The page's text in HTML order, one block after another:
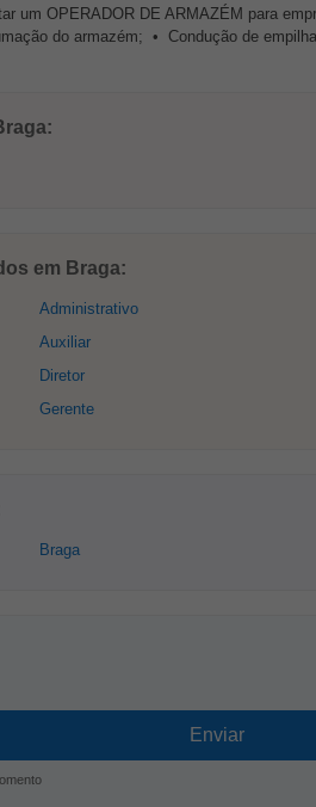
um OPERADOR DE ARMAZÉM para
do armazém; • Condução de
em Braga:
Administrativo
Auxiliar
Diretor
Gerente
Braga